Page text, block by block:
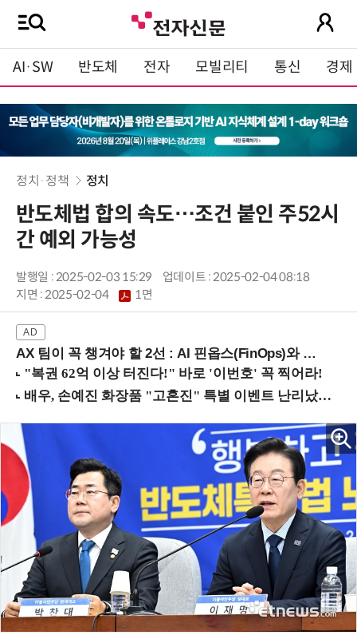
AI·SW 반도체 전자 모빌리티 통신 경제
정치·정책 정치
반도체법 합의 속도…조건 붙인 주52시
간 예외 가능성
발행일 : 2025-02-03 15:29
업데이트 : 2025-02-04 08:18
지면 :2025-02-04 1면
AX 팀이 꼭 챙겨야 할 2선 : AI 핀옵스(FinOps)와 토큰 거버넌스 (8/21 잠실역)